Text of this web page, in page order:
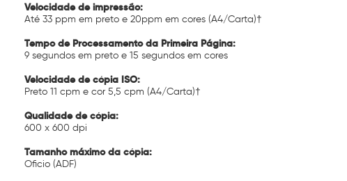
Velocidade de impressão:
Até 33 ppm em preto e 20ppm em cores (A4/Carta)†
Tempo de Processamento da Primeira Página:
9 segundos em preto e 15 segundos em cores
Velocidade de cópia ISO:
Preto 11 cpm e cor 5,5 cpm (A4/Carta)†
Qualidade de cópia:
600 x 600 dpi
Tamanho máximo da cópia:
Oficio (ADF)